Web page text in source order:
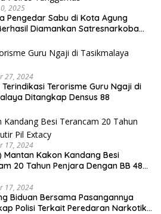
2025
Pengedar Sabu di Kota Agung
Diamankan Satresnarkoba
27, 2024
Terorisme Guru Ngaji di
Ditangkap Densus 88
17, 2024
Mantan Kakon Kandang Besi
20 Tahun Penjara Dengan BB 48
17, 2024
Biduan Bersama Pasangannya
Polisi Terkait Peredaran Narkotika